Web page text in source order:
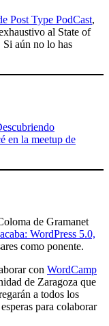
Post Type PodCast,
al State of
aún no lo has
en la meetup de
de Gramanet
WordPress 5.0,
como ponente.
con WordCamp
de Zaragoza que
a todos los
para colaborar